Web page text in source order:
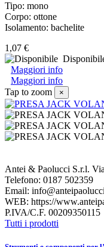
Tipo: mono
Corpo: ottone
Isolamento: bachelite
1,07 €
Maggiori info
Maggiori info
Tap to zoom
×
Antei & Paolucci S.r.l.
Telefono: 0187 502359
Email:
WEB: https://
P.IVA/C.F. 00209350115
Tutti i prodotti